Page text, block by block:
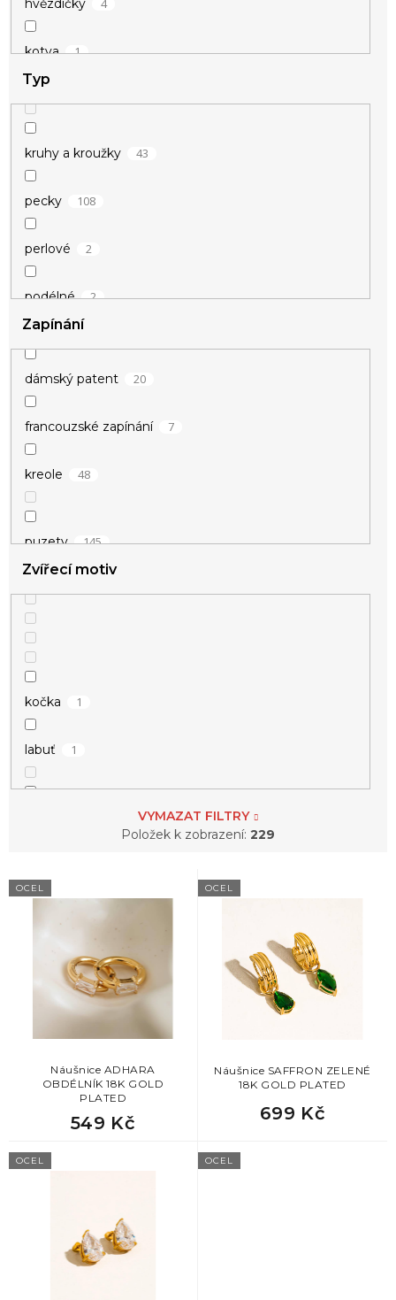
hvězdičky 4
kotva 1
kroužky 44
kruhy 2
křídla
kuličky
květina
kytičky
list
mašlička 3
nekonečno 6
perly
srdce
strom života
Typ
kruhy a kroužky 43
pecky 108
perlové 2
podélné 2
visací
Zapínání
dámský patent 20
francouzské zapínání 7
kreole 48
puzety 145
kloubové
Zvířecí motiv
kočka 1
labuť 1
sob
2
VYMAZAT FILTRY
Položek k zobrazení: 229
V
ýOCEL
Náušnice ADHARA
OBDÉLNÍK 18K GOLD
PLATED
549 Kč
OCEL
Náušnice SAFFRON ZELENÉ
18K GOLD PLATED
699 Kč
OCEL OCEL